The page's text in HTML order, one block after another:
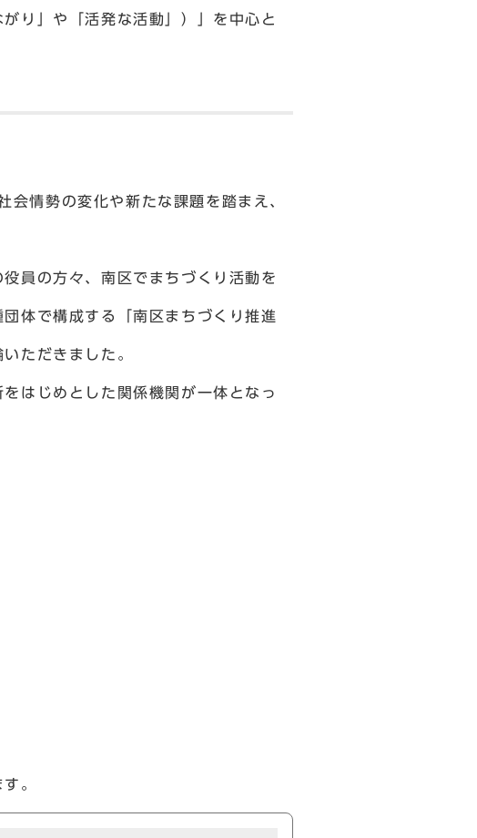
り」や「活発な活動」）」を中心と
情勢の変化や新たな課題を踏まえ、
員の方々、南区でまちづくり活動を
体で構成する「南区まちづくり推進
ただきました。
はじめとした関係機関が一体となっ
。